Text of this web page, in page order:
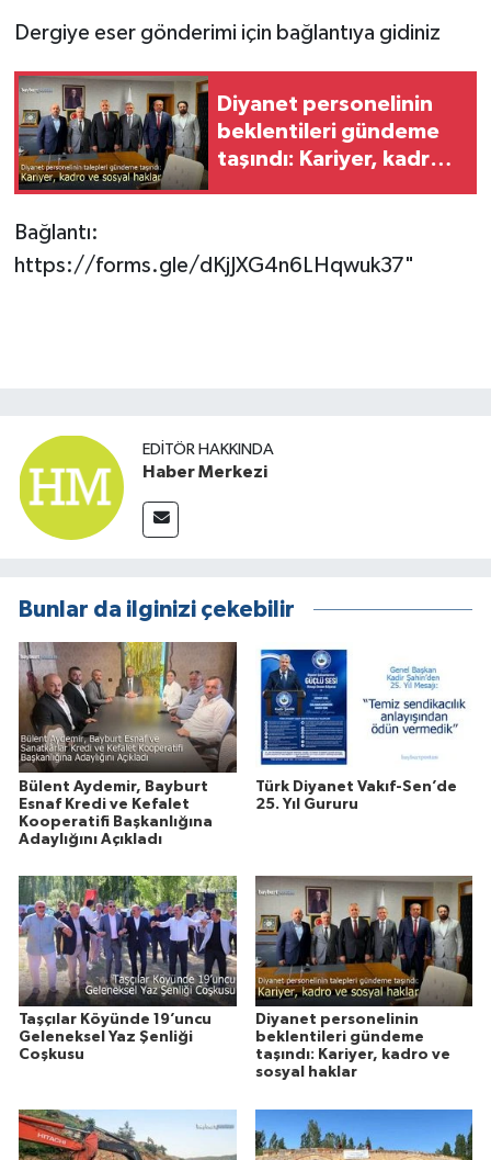
Dergiye eser gönderimi için bağlantıya gidiniz
Diyanet personelinin
beklentileri gündeme
taşındı: Kariyer, kadro
Bağlantı:
https://forms.gle/dKjJXG4n6LHqwuk37"
EDITÖR HAKKINDA
Haber Merkezi
Bunlar da ilginizi çekebilir
Bülent Aydemir, Bayburt
Esnaf Kredi ve Kefalet
Kooperatifi Başkanlığına
Adaylığını Açıkladı
Türk Diyanet Vakıf-Sen’de
25. Yıl Gururu
Taşçılar Köyünde 19’uncu
Geleneksel Yaz Şenliği
Coşkusu
Diyanet personelinin
beklentileri gündeme
taşındı: Kariyer, kadro ve
sosyal haklar